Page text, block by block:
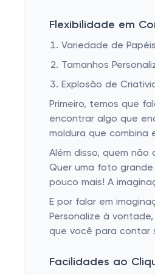
Flexibilidade em
Variedade de
Tamanhos
Explosão de
Primeiro, temos que
encontrar algo que
moldura que combina
Além disso, quem
Quer uma foto
pouco mais! A
E por falar em
Personalize à
que você para contar
Facilidades ao